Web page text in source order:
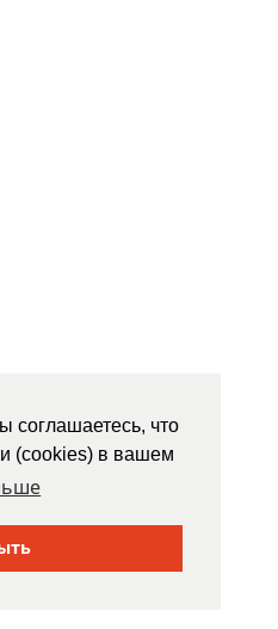
соглашаетесь, что
(cookies) в вашем